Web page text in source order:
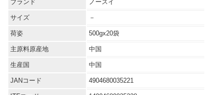
ブランド ノースイ
サイズ －
荷姿 500gx20袋
主原料原産地 中国
生産国 中国
JANコード 4904680035221